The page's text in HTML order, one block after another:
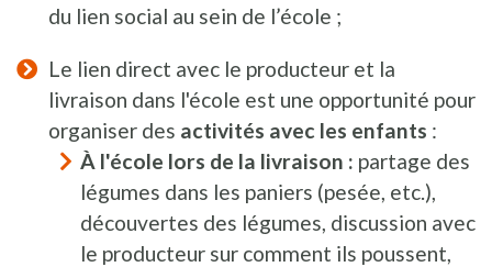
du lien social au sein de l’école ;
Le lien direct avec le producteur et la
livraison dans l'école est une opportunité pour
organiser des activités avec les enfants :
À l'école lors de la livraison : partage des
légumes dans les paniers (pesée, etc.),
découvertes des légumes, discussion avec
le producteur sur comment ils poussent,